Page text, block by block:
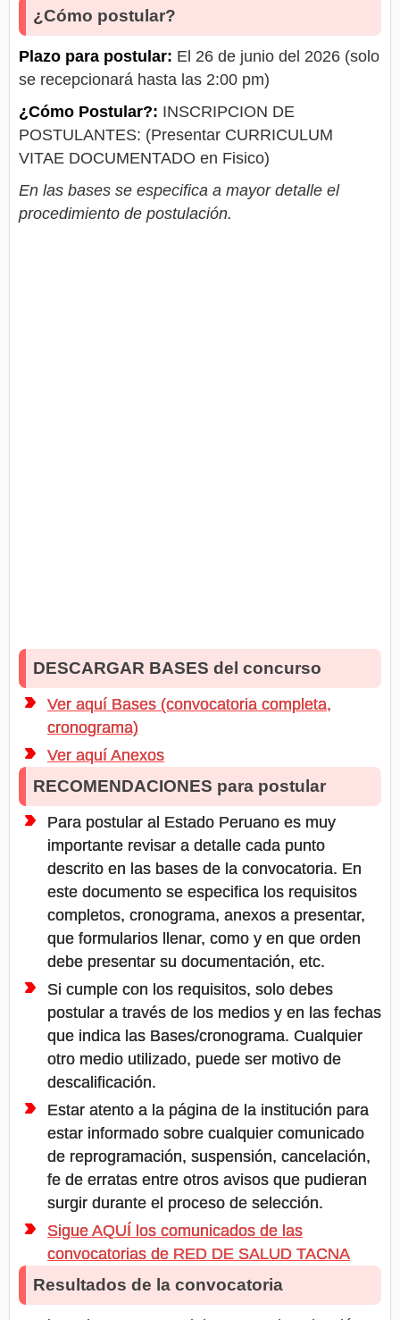
¿Cómo postular?
Plazo para postular: El 26 de junio del 2026 (solo
se recepcionará hasta las 2:00 pm)
¿Cómo Postular?: INSCRIPCION DE
POSTULANTES: (Presentar CURRICULUM
VITAE DOCUMENTADO en Fisico)
En las bases se especifica a mayor detalle el
procedimiento de postulación.
DESCARGAR BASES del concurso
Ver aquí Bases (convocatoria completa,
cronograma)
Ver aquí Anexos
RECOMENDACIONES para postular
Para postular al Estado Peruano es muy
importante revisar a detalle cada punto
descrito en las bases de la convocatoria. En
este documento se especifica los requisitos
completos, cronograma, anexos a presentar,
que formularios llenar, como y en que orden
debe presentar su documentación, etc.
Si cumple con los requisitos, solo debes
postular a través de los medios y en las fechas
que indica las Bases/cronograma. Cualquier
otro medio utilizado, puede ser motivo de
descalificación.
Estar atento a la página de la institución para
estar informado sobre cualquier comunicado
de reprogramación, suspensión, cancelación,
fe de erratas entre otros avisos que pudieran
surgir durante el proceso de selección.
Sigue AQUÍ los comunicados de las
convocatorias de RED DE SALUD TACNA
Resultados de la convocatoria